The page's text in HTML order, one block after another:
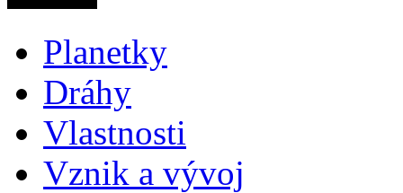
Planetky
Dráhy
Vlastnosti
Vznik a vývoj